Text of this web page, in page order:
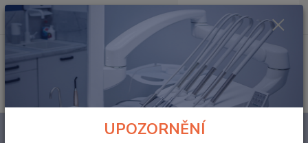
Hledat
za 0,00 Kč
Halena/košile dámská L bílá
UPOZORNĚNÍ